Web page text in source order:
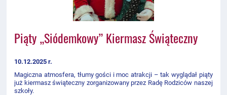
Piąty „Siódemkowy” Kiermasz Świąteczny
10.12.2025 r.
Magiczna atmosfera, tłumy gości i moc atrakcji – tak wyglądał piąty
już kiermasz świąteczny zorganizowany przez Radę Rodziców naszej
szkoły.